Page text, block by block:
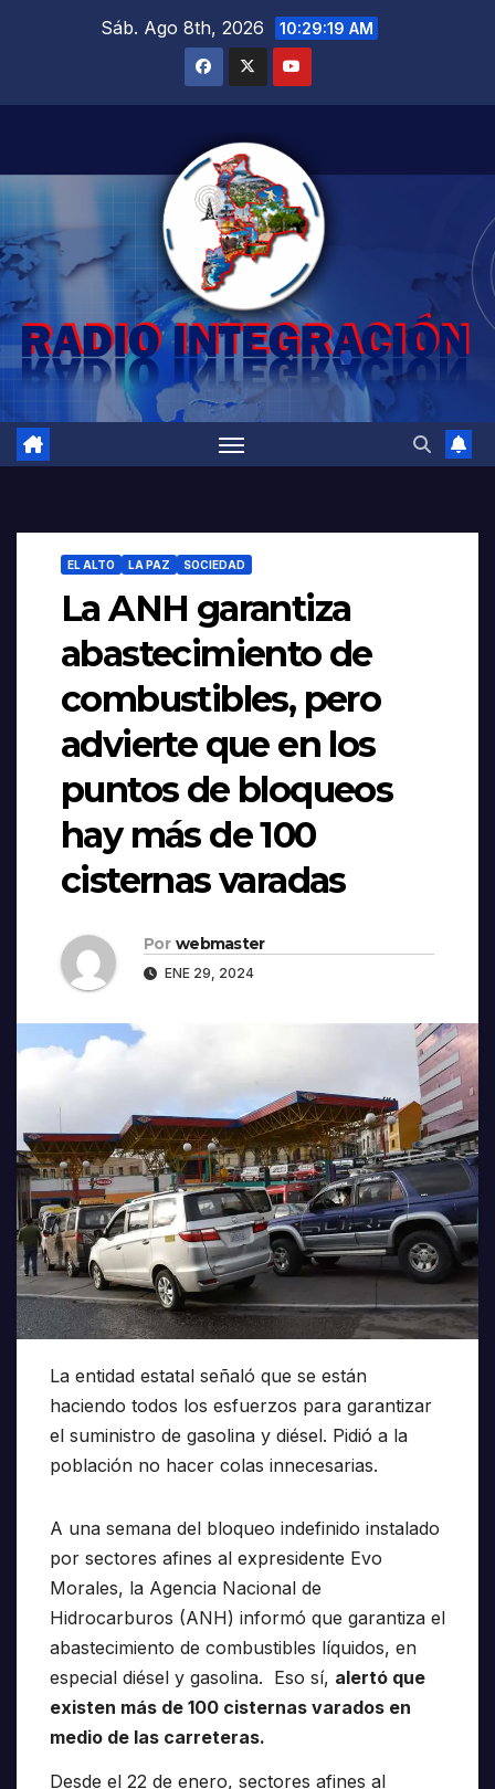
Sáb. Ago 8th, 2026 10:29:20 AM
EL ALTO LA PAZ SOCIEDAD
La ANH garantiza
abastecimiento de
combustibles, pero
advierte que en los
puntos de bloqueos
hay más de 100
cisternas varadas
Por webmaster
ENE 29, 2024
La entidad estatal señaló que se están
haciendo todos los esfuerzos para garantizar
el suministro de gasolina y diésel. Pidió a la
población no hacer colas innecesarias.
A una semana del bloqueo indefinido instalado
por sectores afines al expresidente Evo
Morales, la Agencia Nacional de
Hidrocarburos (ANH) informó que garantiza el
abastecimiento de combustibles líquidos, en
especial diésel y gasolina. Eso sí, alertó que
existen más de 100 cisternas varados en
medio de las carreteras.
Desde el 22 de enero, sectores afines al